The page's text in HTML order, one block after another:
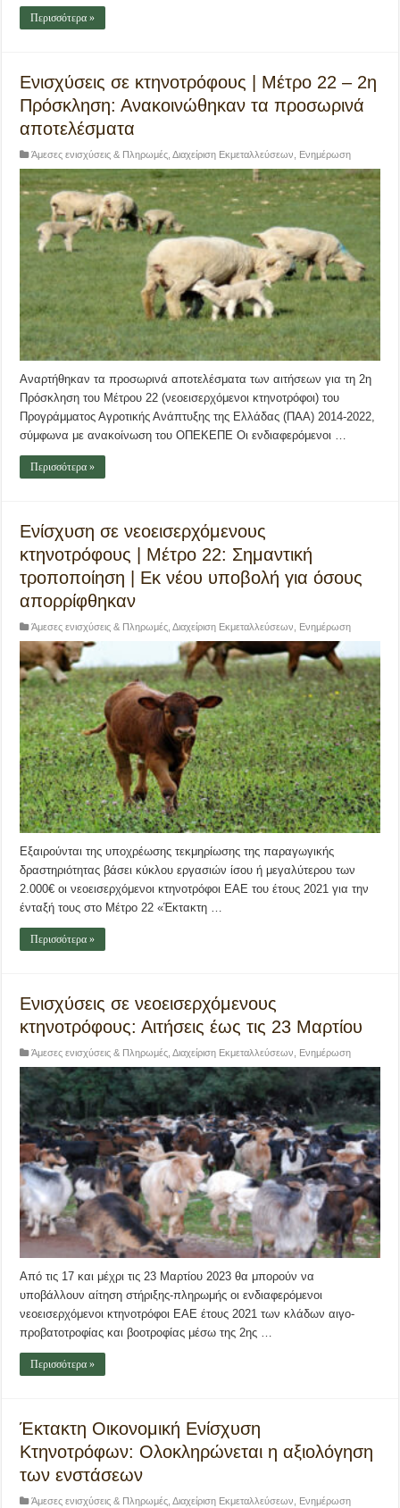
Περισσότερα »
Ενισχύσεις σε κτηνοτρόφους | Μέτρο 22 – 2η
Πρόσκληση: Ανακοινώθηκαν τα προσωρινά
αποτελέσματα
Άμεσες ενισχύσεις & Πληρωμές ,Διαχείριση Εκμεταλλεύσεων Ενημέρωση
Αναρτήθηκαν τα προσωρινά αποτελέσματα των αιτήσεων για τη 2η
Πρόσκληση του Μέτρου 22 (νεοεισερχόμενοι κτηνοτρόφοι) του
Προγράμματος Αγροτικής Ανάπτυξης της Ελλάδας (ΠΑΑ) 2014-2022,
σύμφωνα με ανακοίνωση του ΟΠΕΚΕΠΕ Οι ενδιαφερόμενοι …
Περισσότερα »
Ενίσχυση σε νεοεισερχόμενους
κτηνοτρόφους | Μέτρο 22: Σημαντική
τροποποίηση | Εκ νέου υποβολή για όσους
απορρίφθηκαν
Άμεσες ενισχύσεις & Πληρωμές ,Διαχείριση Εκμεταλλεύσεων Ενημέρωση
Εξαιρούνται της υποχρέωσης τεκμηρίωσης της παραγωγικής
δραστηριότητας βάσει κύκλου εργασιών ίσου ή μεγαλύτερου των
2.000€ οι νεοεισερχόμενοι κτηνοτρόφοι ΕΑΕ του έτους 2021 για την
ένταξή τους στο Μέτρο 22 «Έκτακτη …
Περισσότερα »
Ενισχύσεις σε νεοεισερχόμενους
κτηνοτρόφους: Αιτήσεις έως τις 23 Μαρτίου
Άμεσες ενισχύσεις & Πληρωμές ,Διαχείριση Εκμεταλλεύσεων Ενημέρωση
Από τις 17 και μέχρι τις 23 Μαρτίου 2023 θα μπορούν να
υποβάλλουν αίτηση στήριξης-πληρωμής οι ενδιαφερόμενοι
νεοεισερχόμενοι κτηνοτρόφοι ΕΑΕ έτους 2021 των κλάδων αιγο-
προβατοτροφίας και βοοτροφίας μέσω της 2ης …
Περισσότερα »
Έκτακτη Οικονομική Ενίσχυση
Κτηνοτρόφων: Ολοκληρώνεται η αξιολόγηση
των ενστάσεων
Άμεσες ενισχύσεις & Πληρωμές ,Διαχείριση Εκμεταλλεύσεων Ενημέρωση